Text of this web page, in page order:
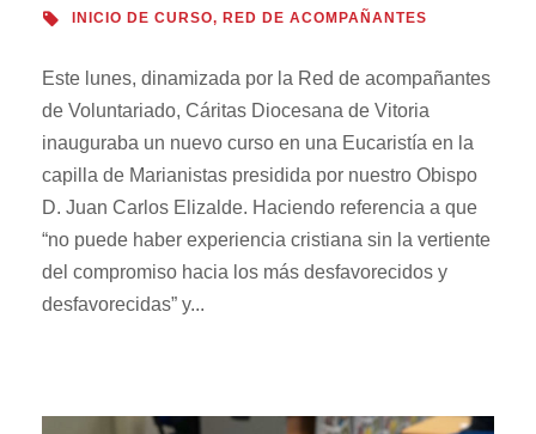
INICIO DE CURSO, RED DE ACOMPAÑANTES
Este lunes, dinamizada por la Red de acompañantes
de Voluntariado, Cáritas Diocesana de Vitoria
inauguraba un nuevo curso en una Eucaristía en la
capilla de Marianistas presidida por nuestro Obispo
D. Juan Carlos Elizalde. Haciendo referencia a que
“no puede haber experiencia cristiana sin la vertiente
del compromiso hacia los más desfavorecidos y
desfavorecidas” y...